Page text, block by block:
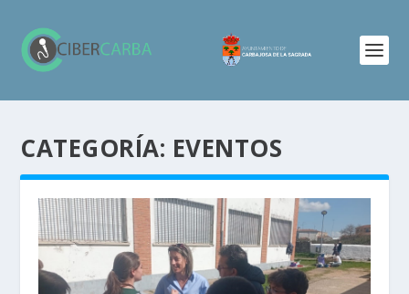
CATEGORÍA: EVENTOS